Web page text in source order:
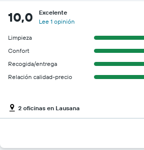
10,0
Excelente
Lee 1 opinión
Limpieza
Confort
Recogida/entrega
Relación calidad-precio
2 oficinas en Lausana